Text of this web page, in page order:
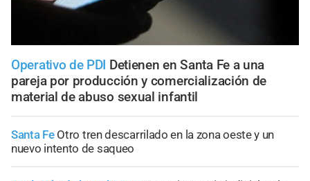
Operativo de PDI Detienen en Santa Fe a una
pareja por producción y comercialización de
material de abuso sexual infantil
Santa Fe Otro tren descarrilado en la zona oeste y un
nuevo intento de saqueo